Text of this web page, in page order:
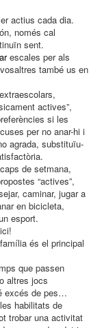
actius cada dia.
només cal
sent.
escales per als
també us en
actives”,
si les
per no anar-hi i
agrada, substituïu-
de setmana,
“actives”,
caminar, jugar a
en bicicleta,
esport.
és el principal
que passen
altres jocs
excés de pes…
habilitats de
trobar una activitat